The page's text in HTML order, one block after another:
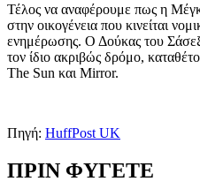
Τέλος να αναφέρουμε πως η
στην οικογένεια που κινείται
ενημέρωσης. Ο Δούκας του
τον ίδιο ακριβώς δρόμο,
The Sun και Mirror.
Πηγή: HuffPost UK
ΠΡΙΝ ΦΥΓΕΤΕ